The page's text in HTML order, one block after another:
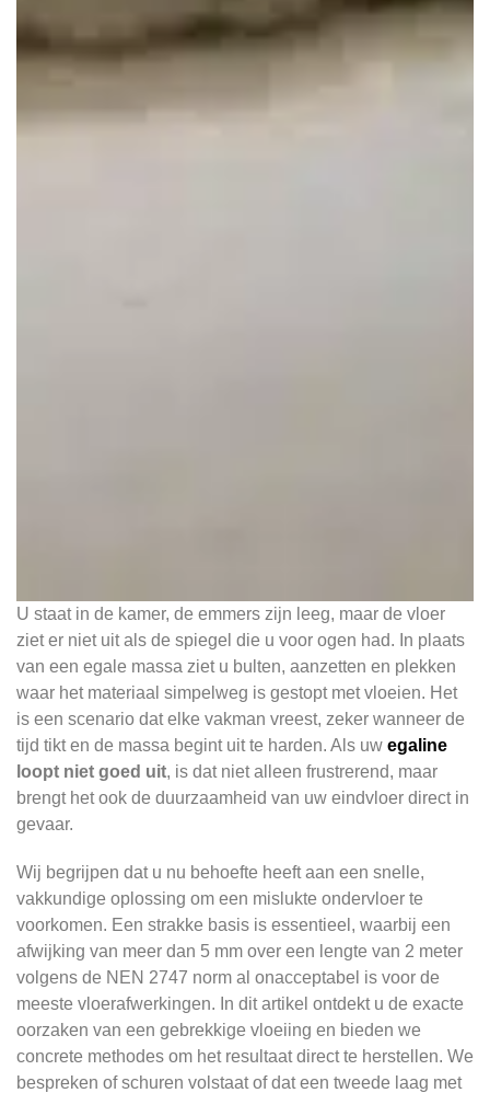
U staat in de kamer, de emmers zijn leeg, maar de vloer
ziet er niet uit als de spiegel die u voor ogen had. In plaats
van een egale massa ziet u bulten, aanzetten en plekken
waar het materiaal simpelweg is gestopt met vloeien. Het
is een scenario dat elke vakman vreest, zeker wanneer de
tijd tikt en de massa begint uit te harden. Als uw egaline
loopt niet goed uit, is dat niet alleen frustrerend, maar
brengt het ook de duurzaamheid van uw eindvloer direct in
gevaar.
Wij begrijpen dat u nu behoefte heeft aan een snelle,
vakkundige oplossing om een mislukte ondervloer te
voorkomen. Een strakke basis is essentieel, waarbij een
afwijking van meer dan 5 mm over een lengte van 2 meter
volgens de NEN 2747 norm al onacceptabel is voor de
meeste vloerafwerkingen. In dit artikel ontdekt u de exacte
oorzaken van een gebrekkige vloeiing en bieden we
concrete methodes om het resultaat direct te herstellen. We
bespreken of schuren volstaat of dat een tweede laag met